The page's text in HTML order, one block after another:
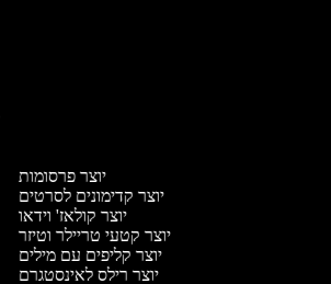
יוצר פרסומות
יוצר קדימונים לסרטים
יוצר קולאז' וידאו
יוצר קטעי טריילר וטיזר
יוצר קליפים עם מילים
יוצר רילס לאינסטגרם